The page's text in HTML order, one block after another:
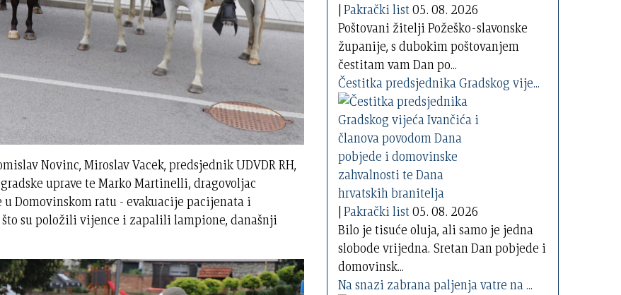
Novinc, Miroslav Vacek, predsjednik UDVDR RH,
uprave te Marko Martinelli, dragovoljac
Domovinskom ratu - evakuacije pacijenata i
su položili vijence i zapalili lampione, današnji
|Pakrački list05. 08. 2026
Poštovani žitelji Požeško-slavonske
županije, s dubokim poštovanjem
čestitam vam Dan po...
Čestitka predsjednika Gradskog vije...
|Pakrački list05. 08. 2026
Bilo je tisuće oluja, ali samo je jedna
slobode vrijedna. Sretan Dan pobjede i
domovinsk...
Na snazi zabrana paljenja vatre na ...